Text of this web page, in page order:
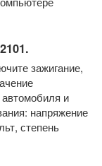
зажигание,
и
напряжение
степень